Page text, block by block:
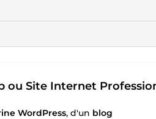
ou Site Internet
WordPress, d'un blog